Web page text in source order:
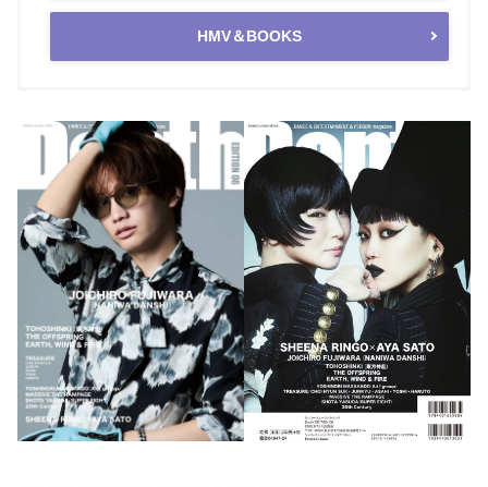
HMV＆BOOKS